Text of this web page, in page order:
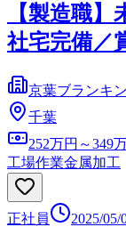
【製造職
社宅完備／
京葉ブランキ
千葉
252万円～349
工場作業金属加工
正社員 2025/05/